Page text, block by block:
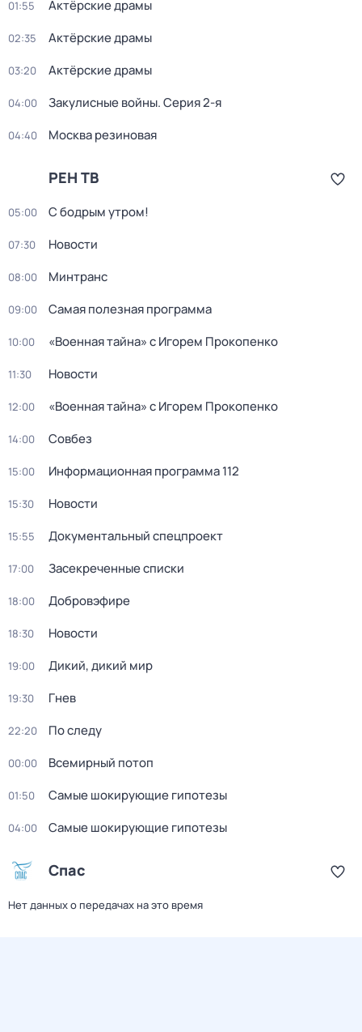
01:55 Актёрские драмы
02:35 Актёрские драмы
03:20 Актёрские драмы
04:00 Закулисные войны. Серия 2-я
04:40 Москва резиновая
РЕН ТВ
05:00 С бодрым утром!
07:30 Новости
08:00 Минтранс
09:00 Самая полезная программа
10:00 «Военная тайна» с Игорем Прокопенко
11:30 Новости
12:00 «Военная тайна» с Игорем Прокопенко
14:00 Совбез
15:00 Информационная программа 112
15:30 Новости
15:55 Документальный спецпроект
17:00 Заcекрeченные списки
18:00 Добровэфире
18:30 Новости
19:00 Дикий, дикий мир
19:30 Гнев
22:20 По следу
00:00 Всемирный потоп
01:50 Самые шoкиpующие гипотезы
04:00 Самые шoкиpующие гипотезы
Спас
Нет данных о передачах на это время